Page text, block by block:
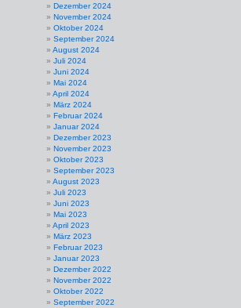
Dezember 2024
November 2024
Oktober 2024
September 2024
August 2024
Juli 2024
Juni 2024
Mai 2024
April 2024
März 2024
Februar 2024
Januar 2024
Dezember 2023
November 2023
Oktober 2023
September 2023
August 2023
Juli 2023
Juni 2023
Mai 2023
April 2023
März 2023
Februar 2023
Januar 2023
Dezember 2022
November 2022
Oktober 2022
September 2022